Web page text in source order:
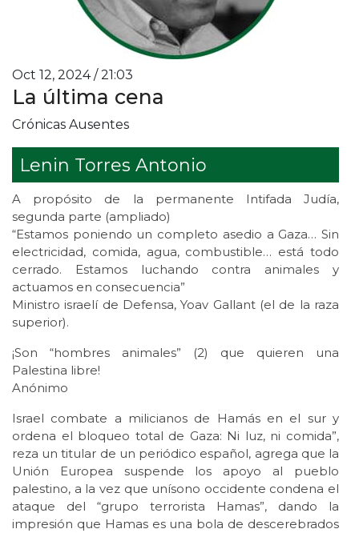
Oct 12, 2024 / 21:03
La última cena
Crónicas Ausentes
Lenin Torres Antonio
A propósito de la permanente Intifada Judía,
segunda parte (ampliado)
“Estamos poniendo un completo asedio a Gaza… Sin
electricidad, comida, agua, combustible… está todo
cerrado. Estamos luchando contra animales y
actuamos en consecuencia”
Ministro israelí de Defensa, Yoav Gallant (el de la raza
superior).
¡Son “hombres animales” (2) que quieren una
Palestina libre!
Anónimo
Israel combate a milicianos de Hamás en el sur y
ordena el bloqueo total de Gaza: Ni luz, ni comida”,
reza un titular de un periódico español, agrega que la
Unión Europea suspende los apoyo al pueblo
palestino, a la vez que unísono occidente condena el
ataque del “grupo terrorista Hamas”, dando la
impresión que Hamas es una bola de descerebrados